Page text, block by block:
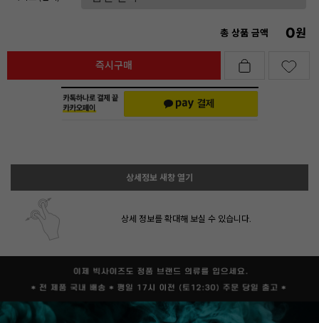
총 상품 금액 0원
즉시구매
상세정보 새창 열기
상세 정보를 확대해 보실 수 있습니다.